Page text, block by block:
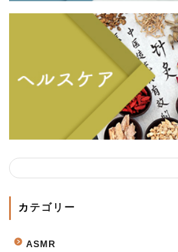
カテゴリー
ASMR